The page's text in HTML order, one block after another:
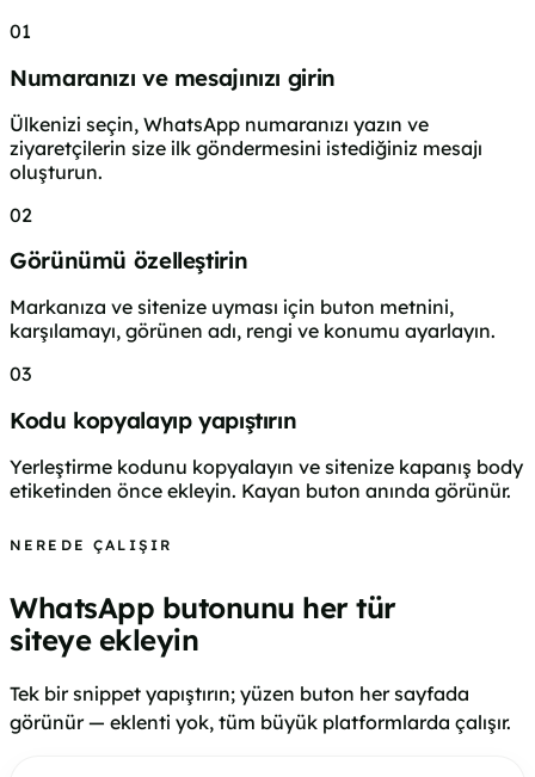
01
Numaranızı ve mesajınızı girin
Ülkenizi seçin, WhatsApp numaranızı yazın ve
ziyaretçilerin size ilk göndermesini istediğiniz mesajı
oluşturun.
02
Görünümü özelleştirin
Markanıza ve sitenize uyması için buton metnini,
karşılamayı, görünen adı, rengi ve konumu ayarlayın.
03
Kodu kopyalayıp yapıştırın
Yerleştirme kodunu kopyalayın ve sitenize kapanış body
etiketinden önce ekleyin. Kayan buton anında görünür.
NEREDE ÇALIŞIR
WhatsApp butonunu her tür
siteye ekleyin
Tek bir snippet yapıştırın; yüzen buton her sayfada
görünür — eklenti yok, tüm büyük platformlarda çalışır.